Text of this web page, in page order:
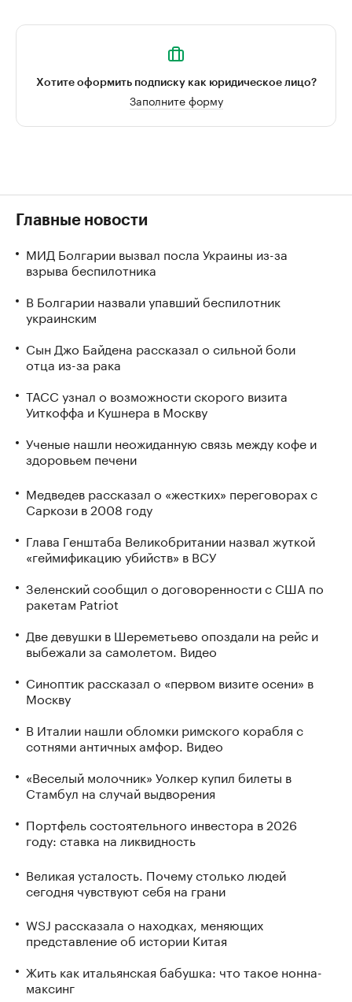
Хотите оформить подписку как юридическое лицо?
Заполните форму
Главные новости
МИД Болгарии вызвал посла Украины из-за
взрыва беспилотника
В Болгарии назвали упавший беспилотник
украинским
Сын Джо Байдена рассказал о сильной боли
отца из-за рака
ТАСС узнал о возможности скорого визита
Уиткоффа и Кушнера в Москву
Ученые нашли неожиданную связь между кофе и
здоровьем печени
Медведев рассказал о «жестких» переговорах с
Саркози в 2008 году
Глава Генштаба Великобритании назвал жуткой
«геймификацию убийств» в ВСУ
Зеленский сообщил о договоренности с США по
ракетам Patriot
Две девушки в Шереметьево опоздали на рейс и
выбежали за самолетом. Видео
Синоптик рассказал о «первом визите осени» в
Москву
В Италии нашли обломки римского корабля с
сотнями античных амфор. Видео
«Веселый молочник» Уолкер купил билеты в
Стамбул на случай выдворения
Портфель состоятельного инвестора в 2026
году: ставка на ликвидность
Великая усталость. Почему столько людей
сегодня чувствуют себя на грани
WSJ рассказала о находках, меняющих
представление об истории Китая
Жить как итальянская бабушка: что такое нонна-
максинг